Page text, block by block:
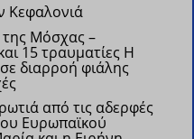
Κεφαλονιά
της Μόσχας –
15 τραυματίες Η
διαρροή φιάλης
από τις αδερφές
Ευρωπαϊκού